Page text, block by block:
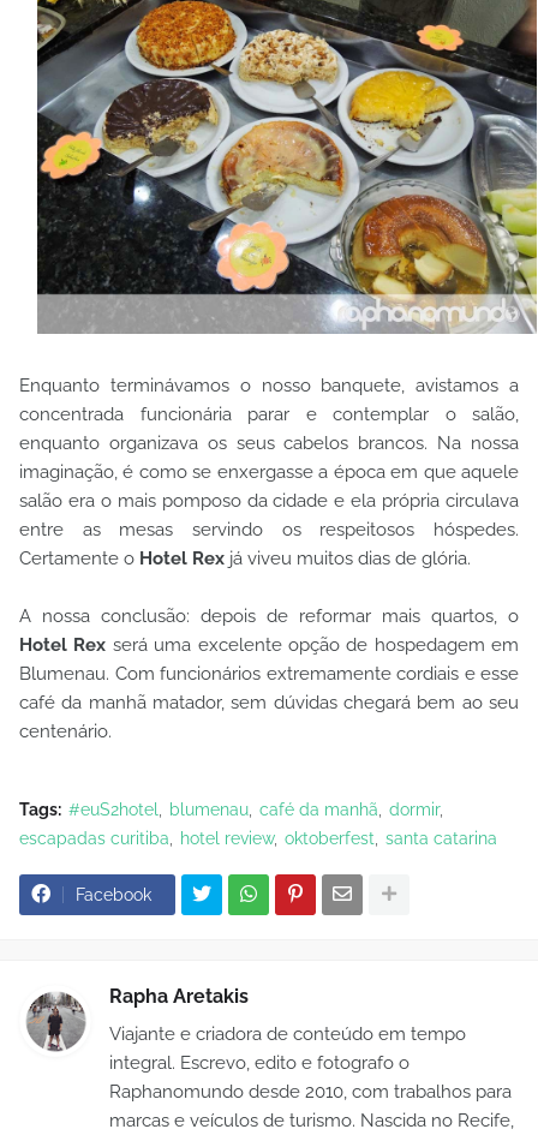
Enquanto terminávamos o nosso banquete, avistamos a
concentrada funcionária parar e contemplar o salão,
enquanto organizava os seus cabelos brancos. Na nossa
imaginação, é como se enxergasse a época em que aquele
salão era o mais pomposo da cidade e ela própria circulava
entre as mesas servindo os respeitosos hóspedes.
Certamente o Hotel Rex já viveu muitos dias de glória.
A nossa conclusão: depois de reformar mais quartos, o
Hotel Rex será uma excelente opção de hospedagem em
Blumenau. Com funcionários extremamente cordiais e esse
café da manhã matador, sem dúvidas chegará bem ao seu
centenário.
Tags: #euS2hotel blumenau café da manhã
dormir
escapadas curitiba
hotel review oktoberfest santa catarina
Facebook
Rapha Aretakis
Viajante e criadora de conteúdo em tempo
integral. Escrevo, edito e fotografo o
Raphanomundo desde 2010, com trabalhos para
marcas e veículos de turismo. Nascida no Recife,